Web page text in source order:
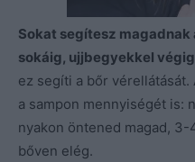
Sokat segítesz magadnak
sokáig, ujjbegyekkel
ez segíti a bőr
a sampon mennyiségét is:
nyakon öntened magad,
bőven elég.